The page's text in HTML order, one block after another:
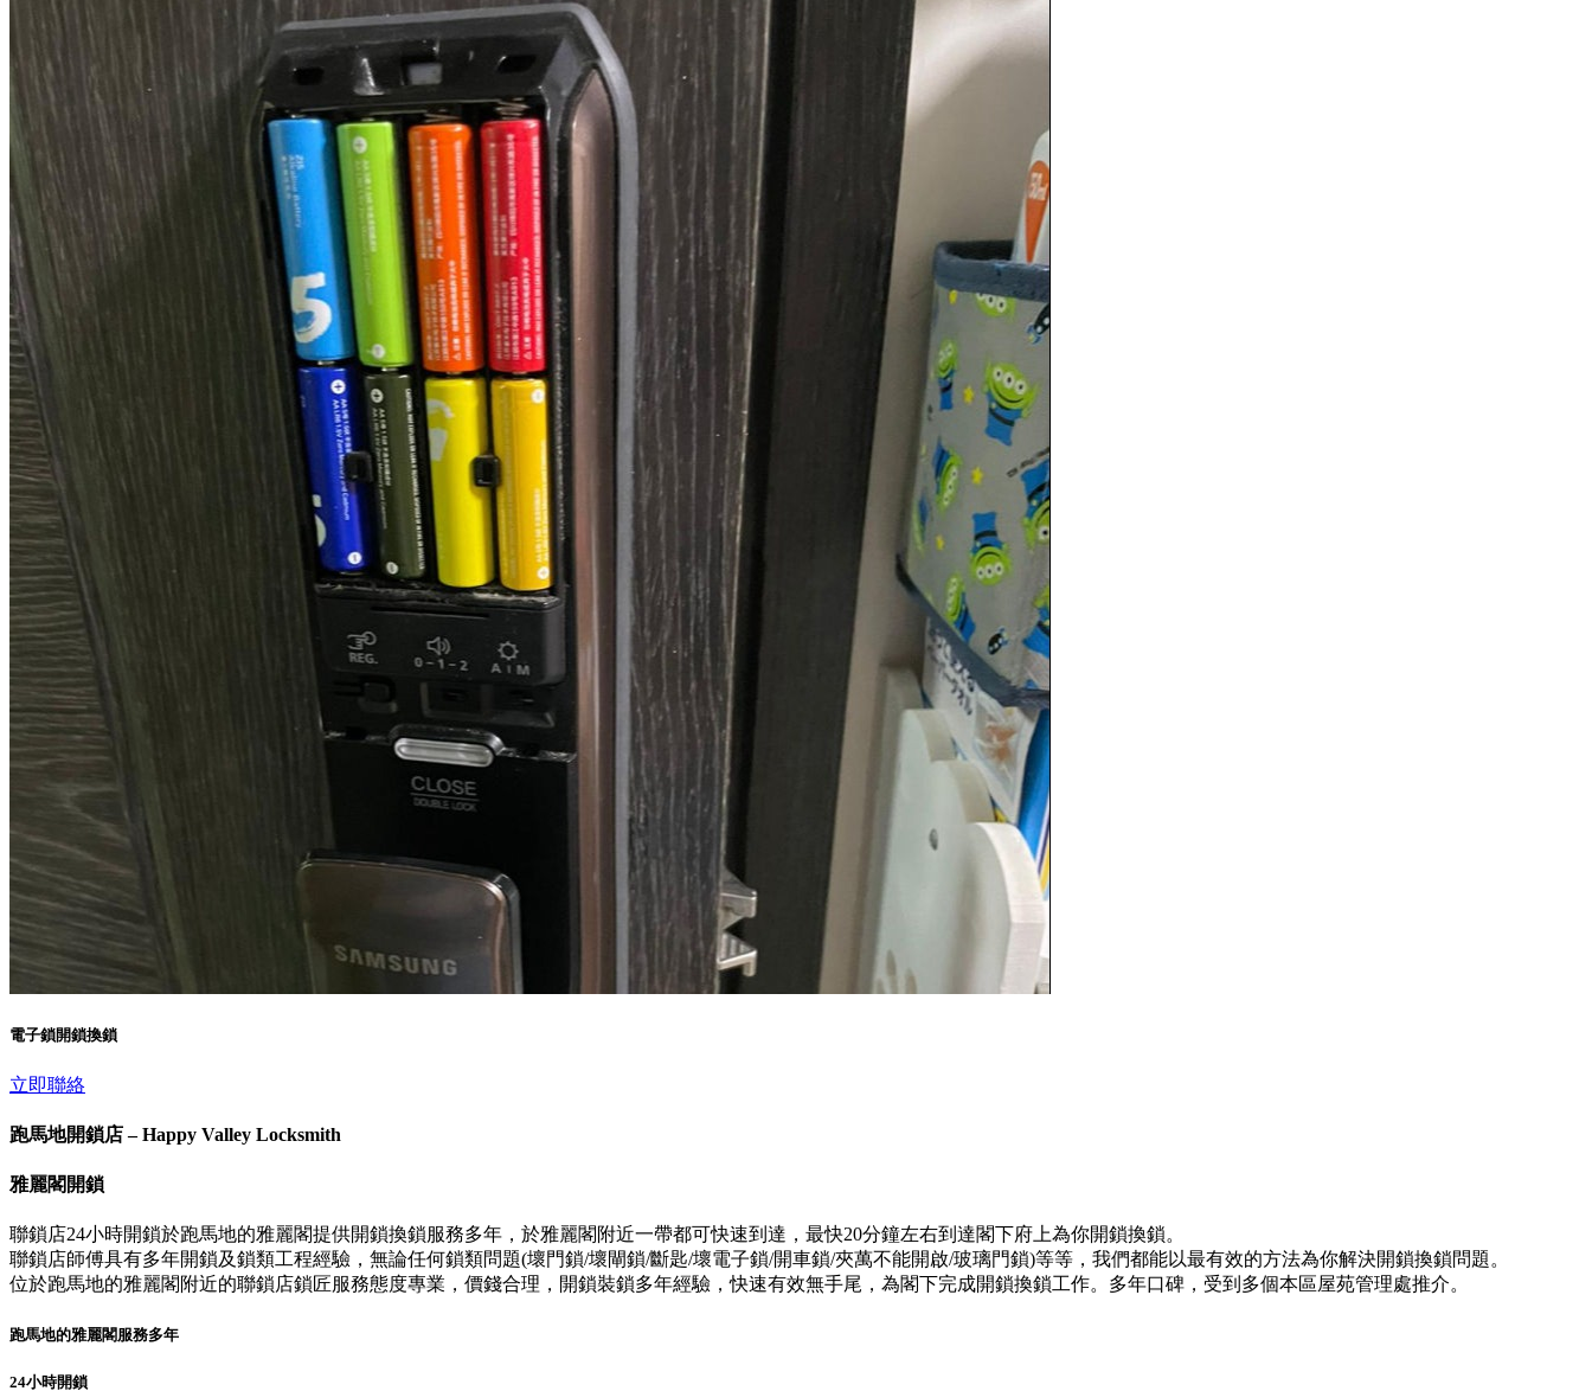
電子鎖開鎖換鎖
立即聯絡
跑馬地開鎖店 – Happy Valley Locksmith
雅麗閣開鎖
聯鎖店24小時開鎖於跑馬地的雅麗閣提供開鎖換鎖服務多年，於雅麗閣附近一帶都可快速到達，最快20分鐘左右到達閣下府上為你開鎖換鎖。
聯鎖店師傅具有多年開鎖及鎖類工程經驗，無論任何鎖類問題(壞門鎖/壞閘鎖/斷匙/壞電子鎖/開車鎖/夾萬不能開啟/玻璃門鎖)等等，我們都能以最有效的方法為你解決開鎖換鎖問題。
位於跑馬地的雅麗閣附近的聯鎖店鎖匠服務態度專業，價錢合理，開鎖裝鎖多年經驗，快速有效無手尾，為閣下完成開鎖換鎖工作。多年口碑，受到多個本區屋苑管理處推介。
跑馬地的雅麗閣服務多年
24小時開鎖